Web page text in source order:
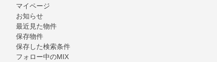
マイページ
お知らせ
最近見た物件
保存物件
保存した検索条件
フォロー中のMIX